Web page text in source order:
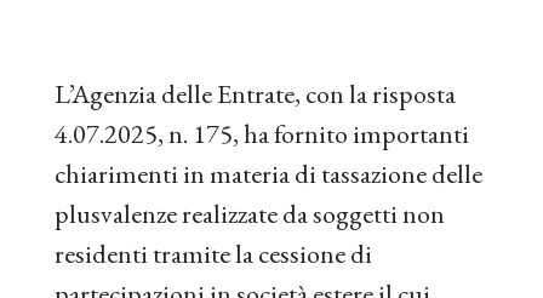
L’Agenzia delle Entrate, con la risposta
4.07.2025, n. 175, ha fornito importanti
chiarimenti in materia di tassazione delle
plusvalenze realizzate da soggetti non
residenti tramite la cessione di